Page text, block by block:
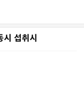
섭취시